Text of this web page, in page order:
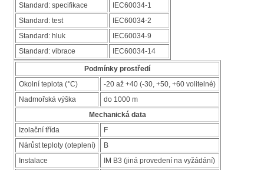
Standard: specifikace
IEC60034-1
Standard: test
IEC60034-2
Standard: hluk
IEC60034-9
Standard: vibrace
IEC60034-14
Podmínky prostředí
Okolní teplota (°C)
-20 až +40 (-30, +50, +60 volitelné)
Nadmořská výška
do 1000 m
Mechanická data
Izolační třída
F
Nárůst teploty (oteplení)
B
Instalace
IM B3 (jiná provedení na vyžádání)